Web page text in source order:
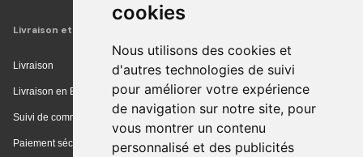
cookies
Nous utilisons des cookies et
d'autres technologies de suivi
pour améliorer votre expérience
de navigation sur notre site, pour
vous montrer un contenu
personnalisé et des publicités
Livraison et achat
Livraison
Livraison en Europe
Suivi de commande
Paiement sécurisé